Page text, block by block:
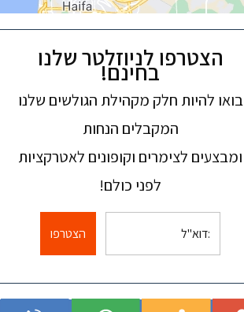
הצטרפו לניוזלטר שלנו
בחינם!
בואו להיות חלק מקהילת הגולשים שלנו
המקבלים הנחות
ומבצעים לצימרים וקופונים לאטרקציות
לפני כולם!
הצטרפו